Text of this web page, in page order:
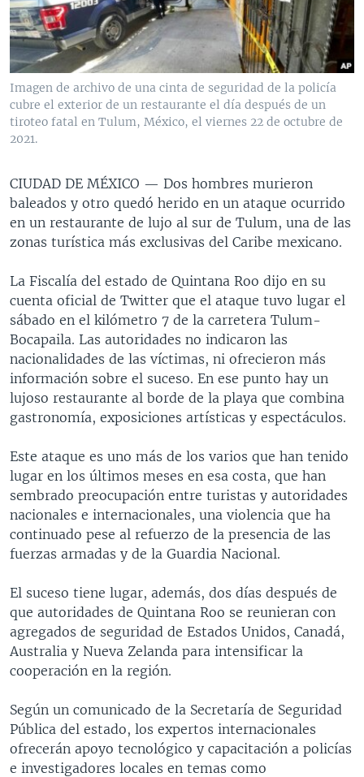
VENEZUELA
BRASIL
NICARAGUA
ECONOMÍA
ENTRETENIMIENTO Y CULTURA
TECNOLOGÍA
DEPORTES
MULTIMEDIA
VIDEOS
FOTOGRAFÍA
AUDIOS
PROGRAMAS TV
EL MUNDO AL DÍA
FORO INTERAMERICANO
PANORAMA
RADIO
AVANCE INFORMATIVO
ESTADOS UNIDOS AL DÍA
EL MUNDO AL DÍA [RADIO]
FORO [RADIO]
DEPORTIVO INTERNACIONAL
NOTA ECONÓMICA
ENTRETENIMIENTO
DIRECT
DOCUMENTALES DE LA VOA
SÍGANOS
Idiomas
Imagen de archivo de una cinta de seguridad de la policía
cubre el exterior de un restaurante el día después de un
tiroteo fatal en Tulum, México, el viernes 22 de octubre de
2021.
CIUDAD DE MÉXICO — Dos hombres murieron
baleados y otro quedó herido en un ataque ocurrido
en un restaurante de lujo al sur de Tulum, una de las
zonas turística más exclusivas del Caribe mexicano.
La Fiscalía del estado de Quintana Roo dijo en su
cuenta oficial de Twitter que el ataque tuvo lugar el
sábado en el kilómetro 7 de la carretera Tulum-
Bocapaila. Las autoridades no indicaron las
nacionalidades de las víctimas, ni ofrecieron más
información sobre el suceso. En ese punto hay un
lujoso restaurante al borde de la playa que combina
gastronomía, exposiciones artísticas y espectáculos.
Este ataque es uno más de los varios que han tenido
lugar en los últimos meses en esa costa, que han
sembrado preocupación entre turistas y autoridades
nacionales e internacionales, una violencia que ha
continuado pese al refuerzo de la presencia de las
fuerzas armadas y de la Guardia Nacional.
El suceso tiene lugar, además, dos días después de
que autoridades de Quintana Roo se reunieran con
agregados de seguridad de Estados Unidos, Canadá,
Australia y Nueva Zelanda para intensificar la
cooperación en la región.
Según un comunicado de la Secretaría de Seguridad
Pública del estado, los expertos internacionales
ofrecerán apoyo tecnológico y capacitación a policías
e investigadores locales en temas como